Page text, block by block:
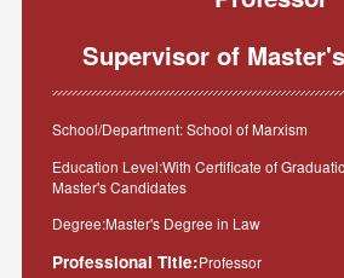
Supervisor of
School/Department: School of Marxism
Education Level:With Certificate of
Master's Candidates
Degree:Master's Degree in Law
Professional Title:Professor